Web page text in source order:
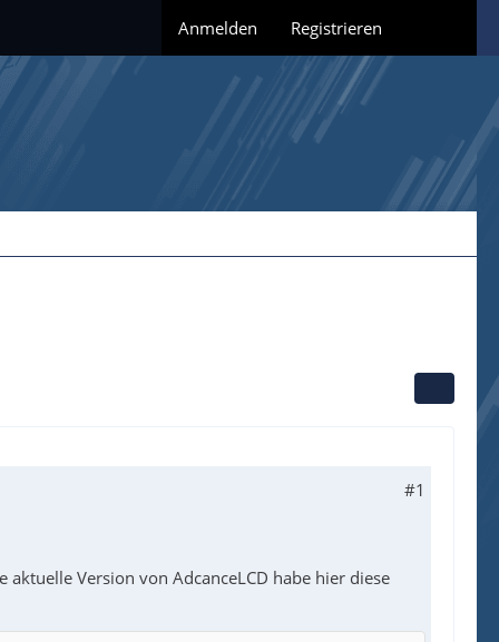
Anmelden Registrieren
#1
Version von AdcanceLCD habe hier diese